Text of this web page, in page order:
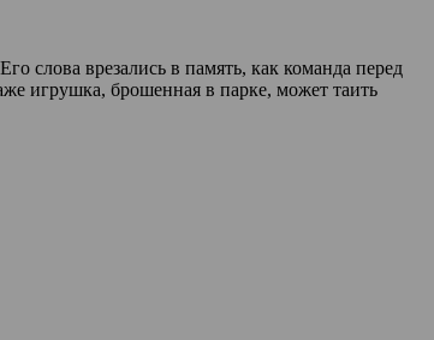
слова врезались в память, как команда перед
игрушка, брошенная в парке, может таить